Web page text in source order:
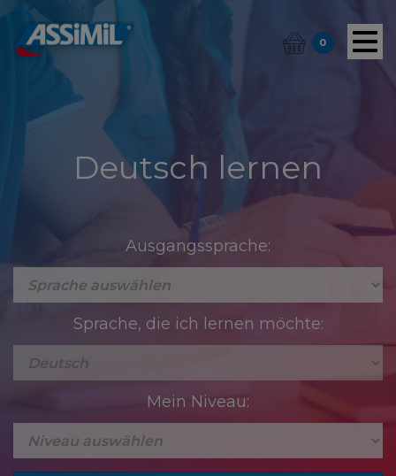
0
Deutsch lernen
Ausgangssprache:
Sprache, die ich lernen möchte:
Mein Niveau: